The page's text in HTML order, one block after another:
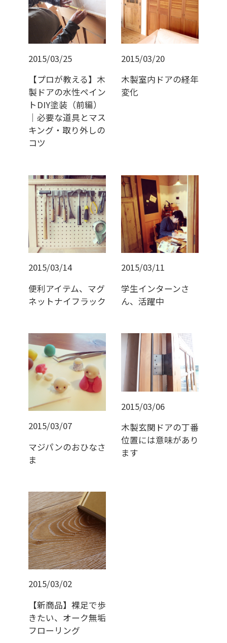
2015/03/25
【プロが教える】木
製ドアの水性ペイン
トDIY塗装（前編）
｜必要な道具とマス
キング・取り外しの
コツ
2015/03/20
木製室内ドアの経年
変化
2015/03/14
便利アイテム、マグ
ネットナイフラック
2015/03/11
学生インターンさ
ん、活躍中
2015/03/07
マジパンのおひなさ
ま
2015/03/06
木製玄関ドアの丁番
位置には意味があり
ます
2015/03/02
【新商品】裸足で歩
きたい、オーク無垢
フローリング